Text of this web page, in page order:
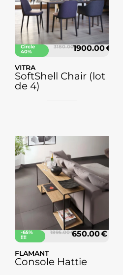
Circle
40%
3180.00 €1900.00 €
VITRA
SoftShell Chair (lot
de 4)
-65%
!!!!
1895.00 €650.00 €
FLAMANT
Console Hattie